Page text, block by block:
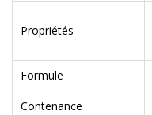
Propriétés
Formule
Contenance